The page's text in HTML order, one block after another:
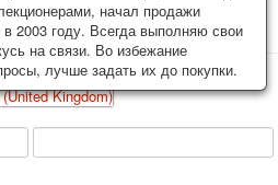
осуществляется почтой России
зависит от веса и тарифов
покупателя возможна
компаниями.
начал продажи
2003 году. Всегда выполняю свои
на связи. Во избежание
лучше задать их до покупки.
карты Открытки